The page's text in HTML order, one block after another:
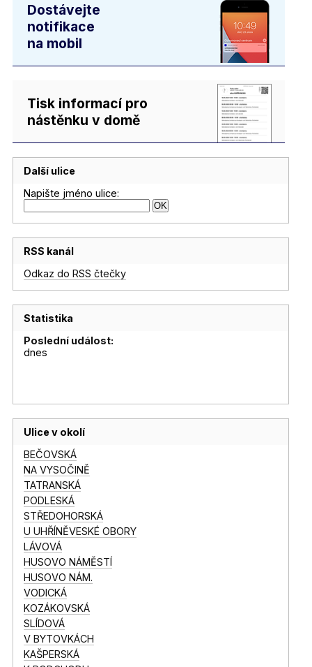
Dostávejte
notifikace
na mobil
Tisk informací pro
nástěnku v domě
Další ulice
Napište jméno ulice:
RSS kanál
Odkaz do RSS čtečky
Statistika
Poslední událost:
dnes
Ulice v okolí
BEČOVSKÁ
NA VYSOČINĚ
TATRANSKÁ
PODLESKÁ
STŘEDOHORSKÁ
U UHŘÍNĚVESKÉ OBORY
LÁVOVÁ
HUSOVO NÁMĚSTÍ
HUSOVO NÁM.
VODICKÁ
KOZÁKOVSKÁ
SLÍDOVÁ
V BYTOVKÁCH
KAŠPERSKÁ